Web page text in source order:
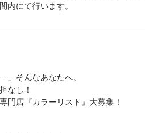
内にて行います。
」そんなあなたへ。
なし！
門店『カラーリスト』大募集！